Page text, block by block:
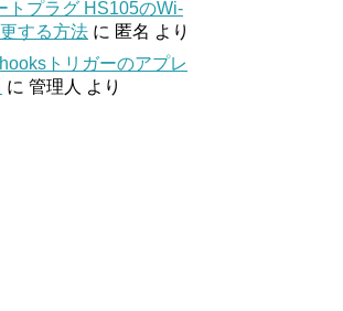
トプラグ HS105のWi-
する方法 に 匿名 より
トリガーのアプレ
に 管理人 より